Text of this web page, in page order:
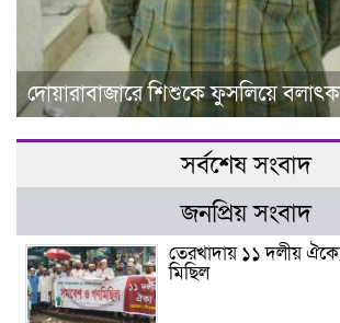
দোয়ারাবাজারে শিশুকে ফুসলিয়ে
সর্বশেষ সংবাদ
জনপ্রিয় সংবাদ
তেরখাদায় ১১ দলীয়
মিছিল